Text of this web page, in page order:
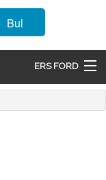
Bul
ERS FORD